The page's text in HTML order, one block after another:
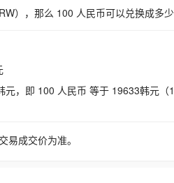
），那么 100 人民币可以兑换成多少
，即 100 人民币 等于 19633韩元（
成交价为准。